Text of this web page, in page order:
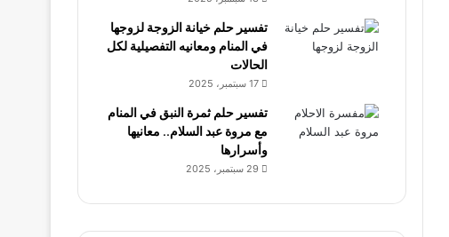
تفسير حلم خيانة الزوجة لزوجها
في المنام ومعانيه التفصيلية لكل
الحالات
17 سبتمبر، 2025
تفسير حلم ثمرة النبق في المنام
مع مروة عبد السلام.. معانيها
وأسرارها
29 سبتمبر، 2025